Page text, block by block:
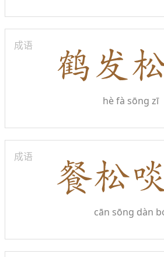
成语
hè fà sōng zī
成语
cān sōng dàn